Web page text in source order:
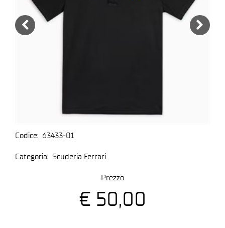
Codice: 63433-01
Categoria: Scuderia Ferrari
Prezzo
€ 50,00